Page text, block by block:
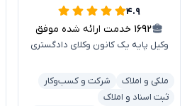
۴.۹
۱۶۹۲ خدمت ارائه شده موفق
وکیل پایه یک کانون وکلای دادگستری
ملکی و املاک
شرکت و کسب‌وکار
ثبت اسناد و املاک